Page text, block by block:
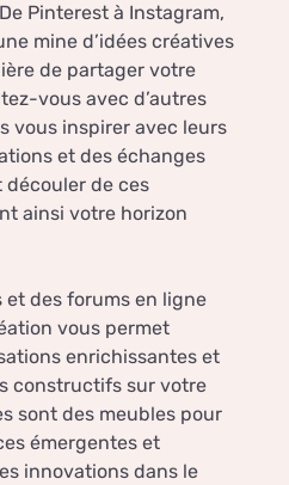
Pinterest à Instagram,
mine d’idées créatives
de partager votre
vous avec d’autres
vous inspirer avec leurs
et des échanges
de ces
ainsi votre horizon
et des forums en ligne
vous permet
enrichissantes et
constructifs sur votre
sont des meubles pour
émergentes et
innovations dans le